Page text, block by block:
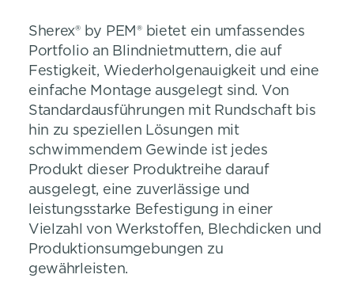
Sherex® by PEM® bietet ein umfassendes
Portfolio an Blindnietmuttern, die auf
Festigkeit, Wiederholgenauigkeit und eine
einfache Montage ausgelegt sind. Von
Standardausführungen mit Rundschaft bis
hin zu speziellen Lösungen mit
schwimmendem Gewinde ist jedes
Produkt dieser Produktreihe darauf
ausgelegt, eine zuverlässige und
leistungsstarke Befestigung in einer
Vielzahl von Werkstoffen, Blechdicken und
Produktionsumgebungen zu
gewährleisten.